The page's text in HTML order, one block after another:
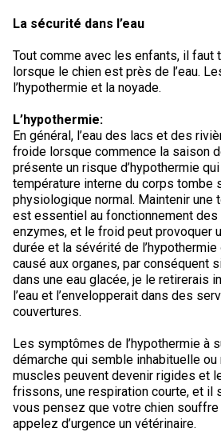
Lapphund suédois
Whippet
Chien nu du Pérou (Perro Sin Pelo
Épagneul Sussex
Épagneul springer gallois
Spinone italiano
Vizsla à poil lisse
Vizsla à poil dur
Braque de Weimar
Terrier blanc du West Highland
Rottweiler
Samoyède
Schnauzer (géant)
Schnauzer (standard)
Husky sibérien
Saint Bernard
Laika de lakoutie
La sécurité dans l’eau
Tout comme avec les enfants, il faut
lorsque le chien est près de l’eau.
l’hypothermie et la noyade.
L’hypothermie:
En général, l’eau des lacs et des
froide lorsque commence la saison
présente un risque d’hypothermie
température interne du corps tombe
physiologique normal. Maintenir une
est essentiel au fonctionnement
enzymes, et le froid peut provoquer
durée et la sévérité de
causé aux organes, par conséquent
dans une eau glacée, je le retirerais
l’eau et l’envelopperait dans des
couvertures.
Les symptômes de l’hypothermie à
démarche qui semble inhabituelle
muscles peuvent devenir rigides et
frissons, une respiration courte, et il
vous pensez que votre chien souffre
appelez d’urgence un vétérinaire.